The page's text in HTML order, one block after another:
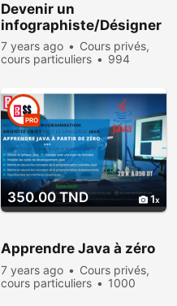
Devenir un
infographiste/Désigner
7 years ago
Cours privés,
cours particuliers
994
350.00 TND 1
PRO
Apprendre Java à zéro
7 years ago
Cours privés,
cours particuliers
1000